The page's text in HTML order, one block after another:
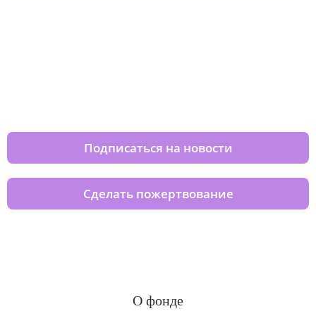
Подписаться на новости
Сделать пожертвование
О фонде